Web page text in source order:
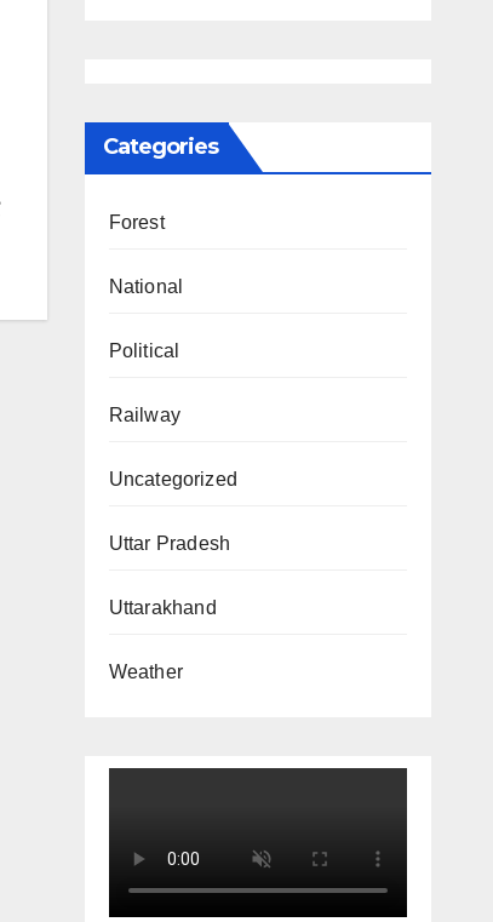
Categories
Forest
National
Political
Railway
Uncategorized
Uttar Pradesh
Uttarakhand
Weather